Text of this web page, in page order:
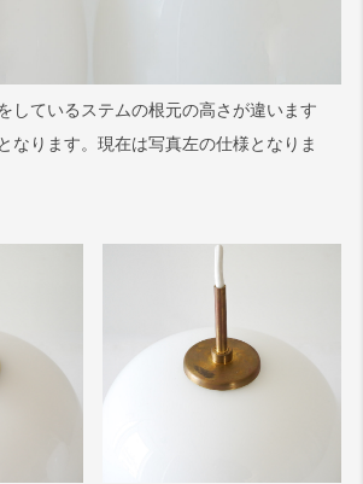
しているステムの根元の高さが違います
なります。現在は写真左の仕様となりま